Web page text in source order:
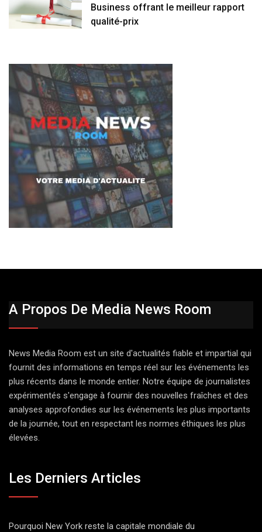
Business offrant le meilleur rapport
qualité-prix
A Propos De Media News Room
News Media Room est un site d'actualités fiable et impartial qui
fournit des informations en temps réel sur les événements les
plus récents dans le monde entier. Notre équipe de journalistes
expérimentés s'engage à fournir des nouvelles fraîches et des
analyses approfondies sur les événements les plus importants
de la journée, tout en respectant les normes éthiques les plus
élevées.
Les Derniers Articles
Pourquoi New York reste la capitale mondiale du